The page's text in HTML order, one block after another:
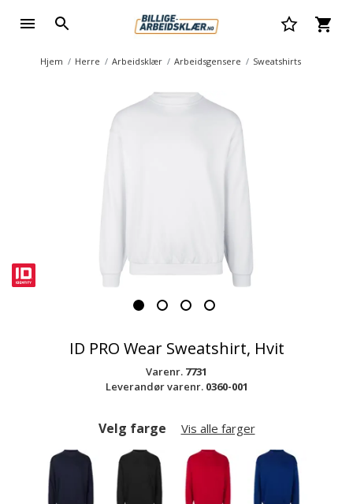
Hjem Herre Arbeidsklær Arbeidsgensere Sweatshirts
ID PRO Wear Sweatshirt, Hvit
Varenr. 7731
Leverandør varenr. 0360-001
Velg farge Vis alle farger